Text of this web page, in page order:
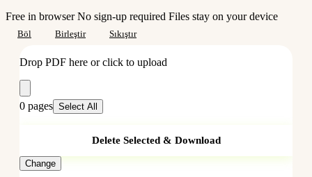
Free in browserNo sign-up required Files stay on your device
Böl Birleştir Sıkıştır
Drop PDF here or click to upload
0 pages Select All
Delete Selected & Download
Change